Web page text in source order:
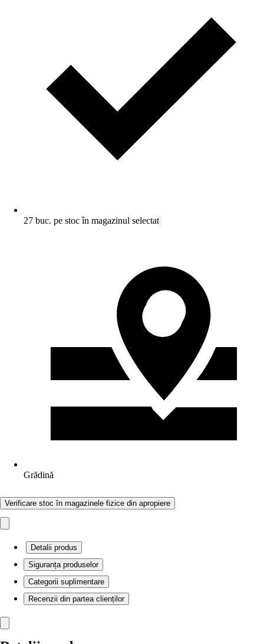
27 buc. pe stoc în magazinul selectat
Grădină
Verificare stoc în magazinele fizice din apropiere
Detalii produs
Siguranța produselor
Categorii suplimentare
Recenzii din partea clienților